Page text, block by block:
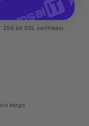
Güvenli Alışveriş
256 bit SSL sertifikası
kargo